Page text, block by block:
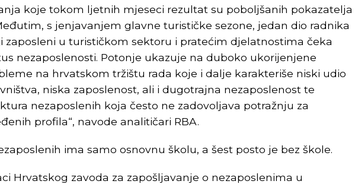
koje tokom ljetnih mjeseci rezultat su poboljšanih pokazatelja
s jenjavanjem glavne turističke sezone, jedan dio radnika
zaposleni u turističkom sektoru i pratećim djelatnostima čeka
nezaposlenosti. Potonje ukazuje na duboko ukorijenjene
na hrvatskom tržištu rada koje i dalje karakteriše niski udio
niska zaposlenost, ali i dugotrajna nezaposlenost te
nezaposlenih koja često ne zadovoljava potražnju za
profila“, navode analitičari RBA.
ima samo osnovnu školu, a šest posto je bez škole.
Hrvatskog zavoda za zapošljavanje o nezaposlenima u